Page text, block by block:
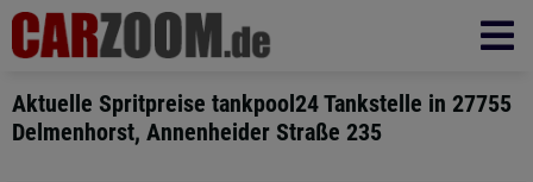
Aktuelle Spritpreise tankpool24 Tankstelle in 27755
Delmenhorst, Annenheider Straße 235